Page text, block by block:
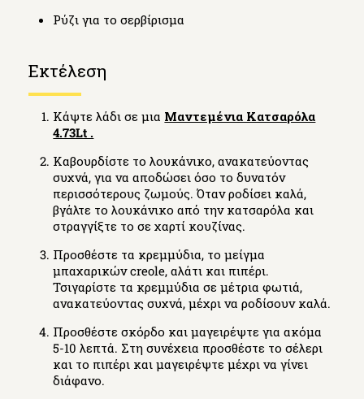
Ρύζι για το σερβίρισμα
Εκτέλεση
Κάψτε λάδι σε μια Μαντεμένια Κατσαρόλα
4.73Lt .
Καβουρδίστε το λουκάνικο, ανακατεύοντας
συχνά, για να αποδώσει όσο το δυνατόν
περισσότερους ζωμούς. Όταν ροδίσει καλά,
βγάλτε το λουκάνικο από την κατσαρόλα και
στραγγίξτε το σε χαρτί κουζίνας.
Προσθέστε τα κρεμμύδια, το μείγμα
μπαχαρικών creole, αλάτι και πιπέρι.
Τσιγαρίστε τα κρεμμύδια σε μέτρια φωτιά,
ανακατεύοντας συχνά, μέχρι να ροδίσουν καλά.
Προσθέστε σκόρδο και μαγειρέψτε για ακόμα
5-10 λεπτά. Στη συνέχεια προσθέστε το σέλερι
και το πιπέρι και μαγειρέψτε μέχρι να γίνει
διάφανο.